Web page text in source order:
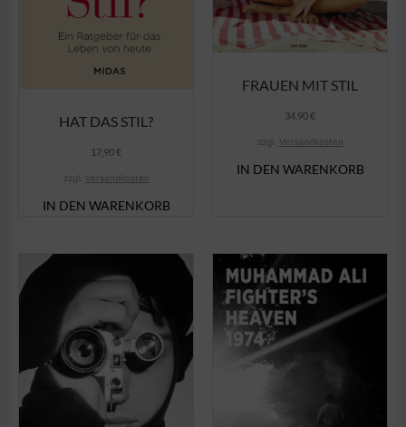
HAT DAS STIL?
17,90€
zzgl. Versandkosten
IN DEN WARENKORB
FRAUEN MIT STIL
34,90€
zzgl. Versandkosten
IN DEN WARENKORB